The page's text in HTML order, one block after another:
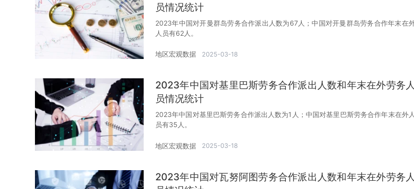
员情况统计
2023年中国对开曼群岛劳务合作派出人数为67人；中国对开曼群岛劳务合作年末在
人员有62人。
地区宏观数据 2025-03-18
2023年中国对基里巴斯劳务合作派出人数和年末在外劳务人
员情况统计
2023年中国对基里巴斯劳务合作派出人数为1人；中国对基里巴斯劳务合作年末在外人
员有35人。
地区宏观数据 2025-03-18
2023年中国对瓦努阿图劳务合作派出人数和年末在外劳务人